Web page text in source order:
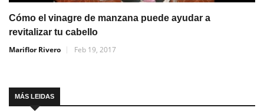
Cómo el vinagre de manzana puede ayudar a
revitalizar tu cabello
Mariflor Rivero
Feb 19, 2017
MÁS LEIDAS